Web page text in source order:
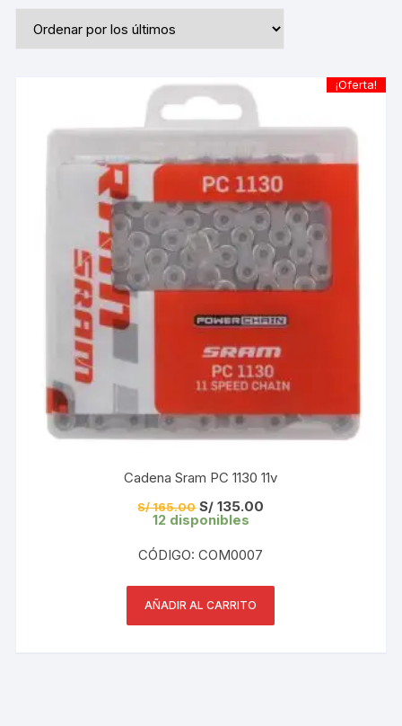
¡Oferta!
Cadena Sram PC 1130 11v
S/165.00 El
precio
S/ 165.00.
S/ 135.00
12 disponibles
CÓDIGO: COM0007
AÑADIR AL CARRITO